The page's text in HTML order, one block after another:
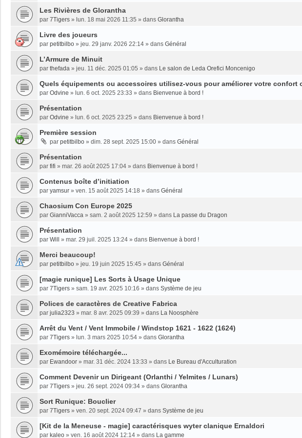
Les Rivières de Glorantha
par 7Tigers » lun. 18 mai 2026 11:35 » dans Glorantha
Livre des joueurs
par petitbilbo » jeu. 29 janv. 2026 22:14 » dans Général
L’Armure de Minuit
par thefada » jeu. 11 déc. 2025 01:05 » dans Le salon de Leda Orefici Moncenigo
Quels équipements ou accessoires utilisez-vous pour améliorer votre confort
par Odvine » lun. 6 oct. 2025 23:33 » dans Bienvenue à bord !
Présentation
par Odvine » lun. 6 oct. 2025 23:25 » dans Bienvenue à bord !
Première session
par petitbilbo » dim. 28 sept. 2025 15:00 » dans Général
Présentation
par fifi » mar. 26 août 2025 17:04 » dans Bienvenue à bord !
Contenus boîte d’initiation
par yamsur » ven. 15 août 2025 14:18 » dans Général
Chaosium Con Europe 2025
par GianniVacca » sam. 2 août 2025 12:59 » dans La passe du Dragon
Présentation
par Will » mar. 29 juil. 2025 13:24 » dans Bienvenue à bord !
Merci beaucoup!
par petitbilbo » jeu. 19 juin 2025 15:45 » dans Général
[magie runique] Les Sorts à Usage Unique
par 7Tigers » sam. 19 avr. 2025 10:16 » dans Système de jeu
Polices de caractères de Creative Fabrica
par julia2323 » mar. 8 avr. 2025 09:39 » dans La Noosphère
Arrêt du Vent / Vent Immobile / Windstop 1621 - 1622 (1624)
par 7Tigers » lun. 3 mars 2025 10:54 » dans Glorantha
Exomémoire téléchargée...
par Ewandoor » mar. 31 déc. 2024 13:33 » dans Le Bureau d'Acculturation
Comment Devenir un Dirigeant (Orlanthi / Yelmites / Lunars)
par 7Tigers » jeu. 26 sept. 2024 09:34 » dans Glorantha
Sort Runique: Bouclier
par 7Tigers » ven. 20 sept. 2024 09:47 » dans Système de jeu
[Kit de la Meneuse - magie] caractérisques wyter clanique Ernaldori
par kaleo » ven. 16 août 2024 12:14 » dans La gamme